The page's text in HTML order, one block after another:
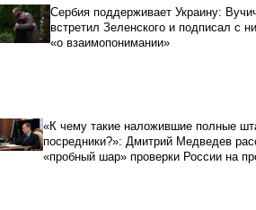
Сербия поддерживает Украину:
встретил Зеленского и подписал с
«о взаимопонимании»
«К чему такие наложившие полные
посредники?»: Дмитрий Медведев
«пробный шар» проверки России на